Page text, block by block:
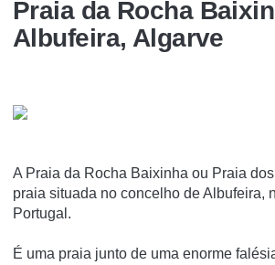
Praia da Rocha
Albufeira, Algarve
A Praia da Rocha Baixinha ou Praia
praia situada no concelho de Albufeira,
Portugal.
É uma praia junto de uma enorme